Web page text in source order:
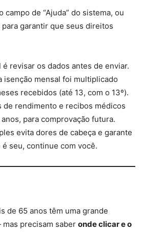
campo de “Ajuda” do sistema, ou
garantir que seus direitos
revisar os dados antes de enviar.
isenção mensal foi multiplicado
recebidos (até 13, com o 13º).
de rendimento e recibos médicos
para comprovação futura.
evita dores de cabeça e garante
seu, continue com você.
de 65 anos têm uma grande
precisam saber onde clicar e o